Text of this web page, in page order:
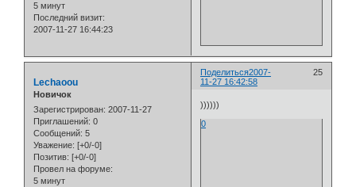
5 минут
Последний визит:
2007-11-27 16:44:23
Поделиться 25
2007-
11-27 16:42:58
Lechaoou
Новичок
Зарегистрирован: 2007-11-27
Приглашений: 0
Сообщений: 5
Уважение: [+0/-0]
Позитив: [+0/-0]
Провел на форуме:
5 минут
))))))
0